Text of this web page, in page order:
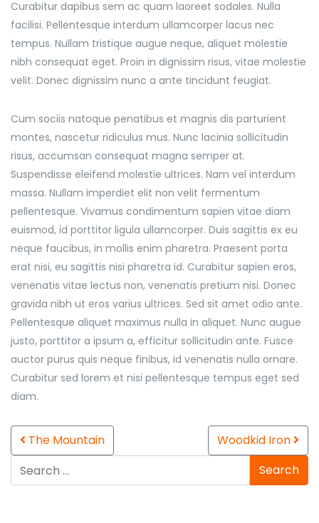
Curabitur dapibus sem ac quam laoreet sodales. Nulla
facilisi. Pellentesque interdum ullamcorper lacus nec
tempus. Nullam tristique augue neque, aliquet molestie
nibh consequat eget. Proin in dignissim risus, vitae molestie
velit. Donec dignissim nunc a ante tincidunt feugiat.
Cum sociis natoque penatibus et magnis dis parturient
montes, nascetur ridiculus mus. Nunc lacinia sollicitudin
risus, accumsan consequat magna semper at.
Suspendisse eleifend molestie ultrices. Nam vel interdum
massa. Nullam imperdiet elit non velit fermentum
pellentesque. Vivamus condimentum sapien vitae diam
euismod, id porttitor ligula ullamcorper. Duis sagittis ex eu
neque faucibus, in mollis enim pharetra. Praesent porta
erat nisi, eu sagittis nisi pharetra id. Curabitur sapien eros,
venenatis vitae lectus non, venenatis pretium nisi. Donec
gravida nibh ut eros varius ultrices. Sed sit amet odio ante.
Pellentesque aliquet maximus nulla in aliquet. Nunc augue
justo, porttitor a ipsum a, efficitur sollicitudin ante. Fusce
auctor purus quis neque finibus, id venenatis nulla ornare.
Curabitur sed lorem et nisi pellentesque tempus eget sed
diam.
Post navigation
The Mountain Woodkid Iron